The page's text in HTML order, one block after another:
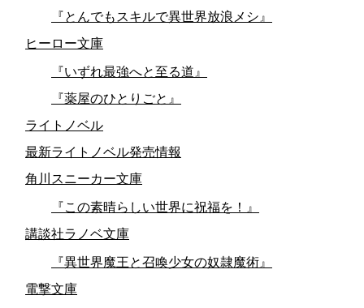
『とんでもスキルで異世界放浪メシ』
ヒーロー文庫
『いずれ最強へと至る道』
『薬屋のひとりごと』
ライトノベル
最新ライトノベル発売情報
角川スニーカー文庫
『この素晴らしい世界に祝福を！』
講談社ラノベ文庫
『異世界魔王と召喚少女の奴隷魔術』
電撃文庫